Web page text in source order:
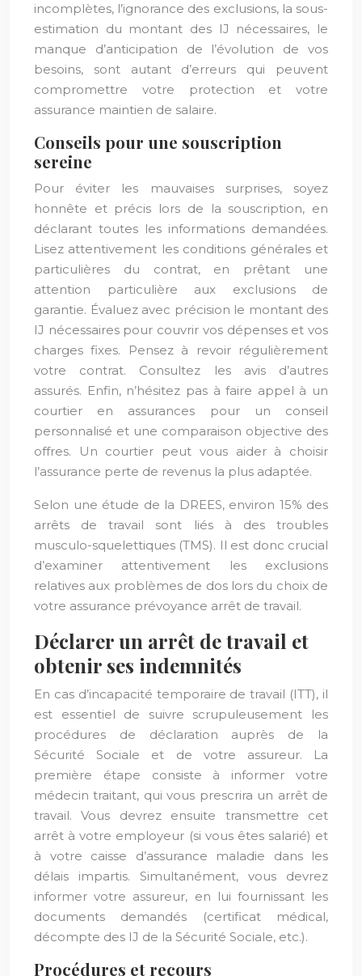
incomplètes, l’ignorance des exclusions, la sous-
estimation du montant des IJ nécessaires, le
manque d’anticipation de l’évolution de vos
besoins, sont autant d’erreurs qui peuvent
compromettre votre protection et votre
assurance maintien de salaire.
Conseils pour une souscription
sereine
Pour éviter les mauvaises surprises, soyez
honnête et précis lors de la souscription, en
déclarant toutes les informations demandées.
Lisez attentivement les conditions générales et
particulières du contrat, en prêtant une
attention particulière aux exclusions de
garantie. Évaluez avec précision le montant des
IJ nécessaires pour couvrir vos dépenses et vos
charges fixes. Pensez à revoir régulièrement
votre contrat. Consultez les avis d’autres
assurés. Enfin, n’hésitez pas à faire appel à un
courtier en assurances pour un conseil
personnalisé et une comparaison objective des
offres. Un courtier peut vous aider à choisir
l’assurance perte de revenus la plus adaptée.
Selon une étude de la DREES, environ 15% des
arrêts de travail sont liés à des troubles
musculo-squelettiques (TMS). Il est donc crucial
d’examiner attentivement les exclusions
relatives aux problèmes de dos lors du choix de
votre assurance prévoyance arrêt de travail.
Déclarer un arrêt de travail et
obtenir ses indemnités
En cas d’incapacité temporaire de travail (ITT), il
est essentiel de suivre scrupuleusement les
procédures de déclaration auprès de la
Sécurité Sociale et de votre assureur. La
première étape consiste à informer votre
médecin traitant, qui vous prescrira un arrêt de
travail. Vous devrez ensuite transmettre cet
arrêt à votre employeur (si vous êtes salarié) et
à votre caisse d’assurance maladie dans les
délais impartis. Simultanément, vous devrez
informer votre assureur, en lui fournissant les
documents demandés (certificat médical,
décompte des IJ de la Sécurité Sociale, etc.).
Procédures et recours